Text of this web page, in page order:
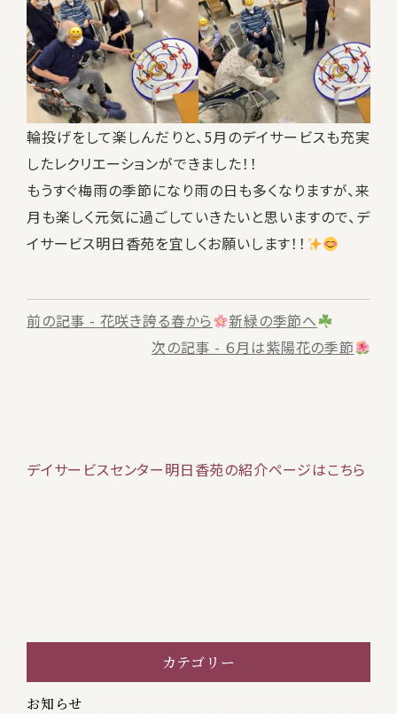
輪投げをして楽しんだりと、5月のデイサービスも充実
したレクリエーションができました！！
もうすぐ梅雨の季節になり雨の日も多くなりますが、来
月も楽しく元気に過ごしていきたいと思いますので、デ
イサービス明日香苑を宜しくお願いします！！
前
へ
前の記事 - 花咲き誇る春から
新緑の季節へ
次の記事 - ６月は紫陽花の季節
デイサービスセンター明日香苑の紹介ページはこちら
カテゴリー
お知らせ